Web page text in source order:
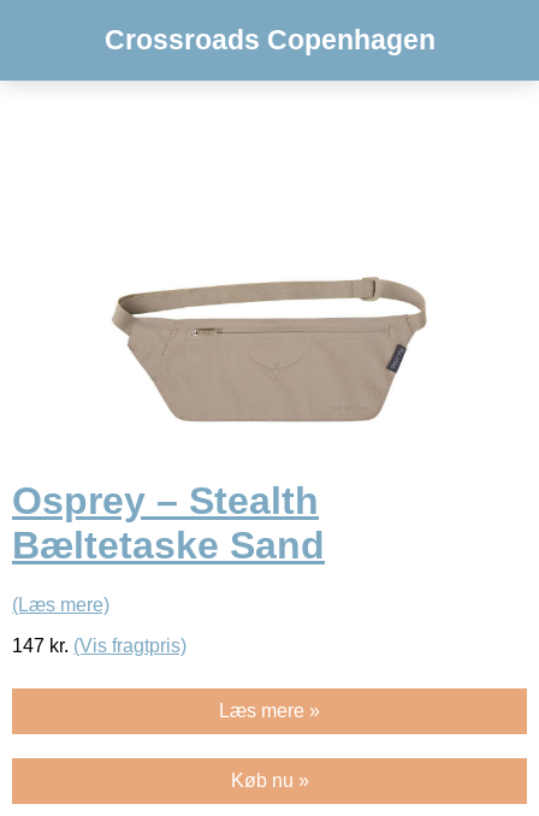
Crossroads Copenhagen
Osprey – Stealth
Bæltetaske Sand
(Læs mere)
147 kr. (Vis fragtpris)
Læs mere »
Køb nu »